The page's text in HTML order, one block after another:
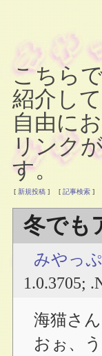
こちら
紹介し
自由に
リンク
す。
[ 新規投稿 ] [ 記事検索 ]
冬でも
みやっぷ
1.0.3705;
海猫さん
おぉ、